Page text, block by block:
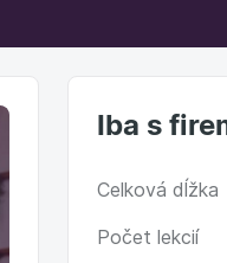
Iba s
Celková dĺžka
Počet lekcií